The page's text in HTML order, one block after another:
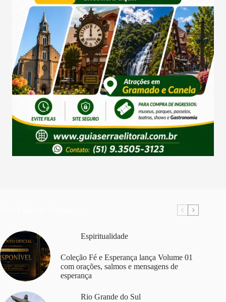
Espiritualidade
Coleção Fé e Esperança lança Volume 01
com orações, salmos e mensagens de
esperança
Rio Grande do Sul